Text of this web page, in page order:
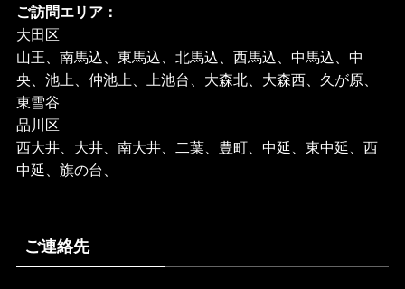
ご訪問エリア：
大田区
山王、南馬込、東馬込、北馬込、西馬込、中馬込、中
央、池上、仲池上、上池台、大森北、大森西、久が原、
東雪谷
品川区
西大井、大井、南大井、二葉、豊町、中延、東中延、西
中延、旗の台、
ご連絡先